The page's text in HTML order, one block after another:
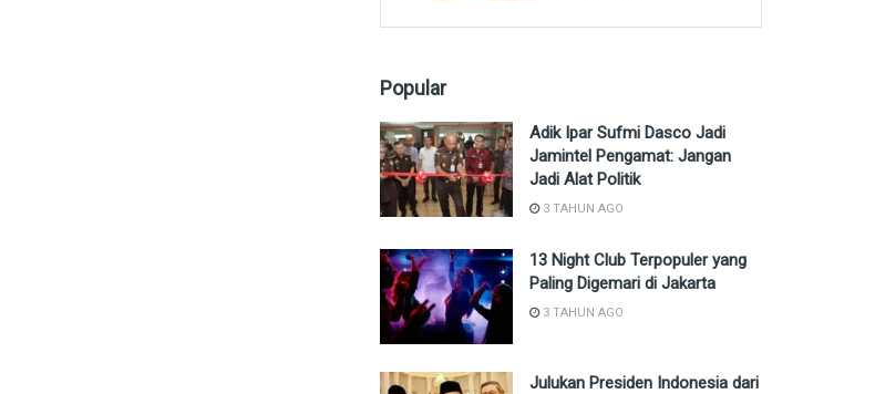
Popular
Adik Ipar Sufmi Dasco Jadi
Jamintel Pengamat: Jangan
Jadi Alat Politik
3 TAHUN AGO
13 Night Club Terpopuler yang
Paling Digemari di Jakarta
3 TAHUN AGO
Julukan Presiden Indonesia dari